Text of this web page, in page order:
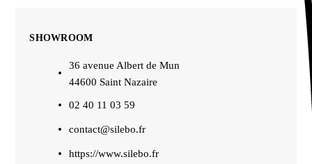
SHOWROOM
36 avenue Albert de Mun
44600 Saint Nazaire
02 40 11 03 59
contact@silebo.fr
https://www.silebo.fr